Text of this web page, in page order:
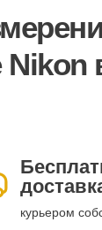
Nikon
курьером